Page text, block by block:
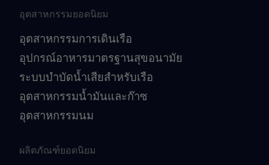
อุตสาหกรรมยอดนิยม
อุตสาหกรรมการเดินเรือ
อุปกรณ์อาหารมาตรฐานสุขอนามัย
ระบบบำบัดน้ำเสียสำหรับเรือ
อุตสาหกรรมน้ำมันและก๊าซ
อุตสาหกรรมนม
ผลิตภัณฑ์ยอดนิยม